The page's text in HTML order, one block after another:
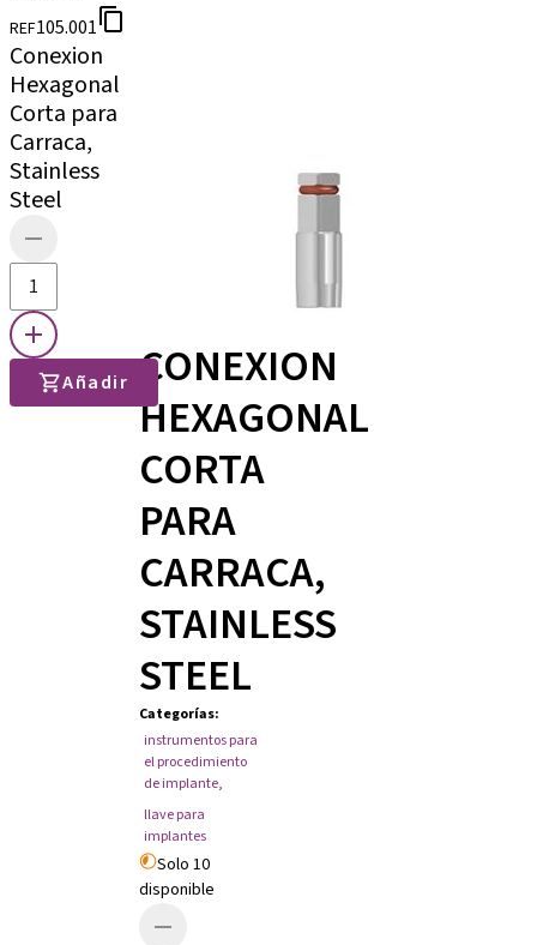
REF105.001
Conexion
Hexagonal
Corta para
Carraca,
Stainless
Steel
Añadir CONEXION
HEXAGONAL
CORTA
PARA
CARRACA,
STAINLESS
STEEL
Categorías:
instrumentos para
el procedimiento
de implante,
llave para
implantes
Solo 10
disponible